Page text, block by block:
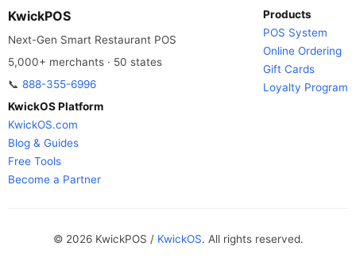
KwickPOS
Next-Gen Smart Restaurant POS
5,000+ merchants · 50 states
📞 888-355-6996
Products
POS System
Online Ordering
Gift Cards
Loyalty Program
KwickOS Platform
KwickOS.com
Blog & Guides
Free Tools
Become a Partner
© 2026 KwickPOS / KwickOS. All rights reserved.